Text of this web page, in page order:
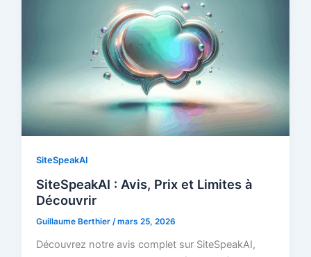
SiteSpeakAI
SiteSpeakAI : Avis, Prix et Limites à
Découvrir
Guillaume Berthier/mars 25, 2026
Découvrez notre avis complet sur SiteSpeakAI,